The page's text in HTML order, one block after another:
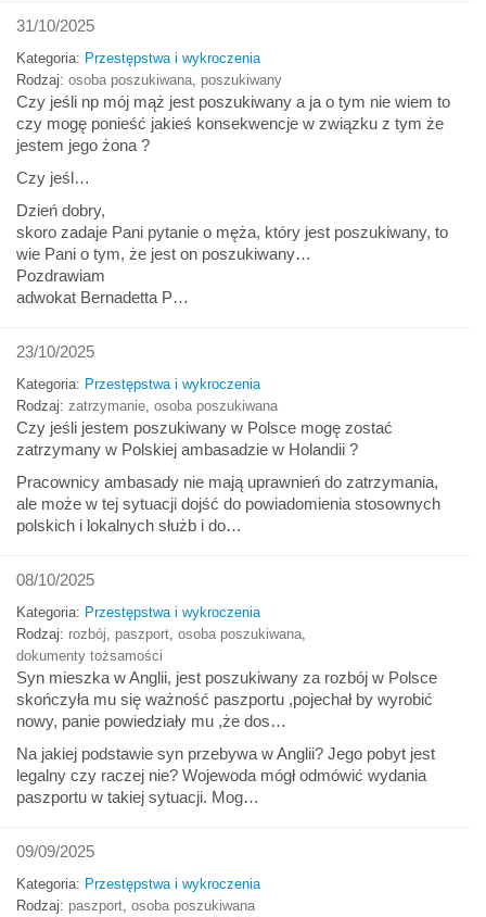
31/10/2025
Kategoria: Przestępstwa i wykroczenia
Rodzaj: osoba poszukiwana poszukiwany
Czy jeśli np mój mąż jest poszukiwany a ja o tym nie wiem to
czy mogę ponieść jakieś konsekwencje w związku z tym że
jestem jego żona ?
Czy jeśl…
Dzień dobry,
skoro zadaje Pani pytanie o męża, który jest poszukiwany, to
wie Pani o tym, że jest on poszukiwany…
Pozdrawiam
adwokat Bernadetta P…
23/10/2025
Kategoria: Przestępstwa i wykroczenia
Rodzaj: zatrzymanie osoba poszukiwana
Czy jeśli jestem poszukiwany w Polsce mogę zostać
zatrzymany w Polskiej ambasadzie w Holandii ?
Pracownicy ambasady nie mają uprawnień do zatrzymania,
ale może w tej sytuacji dojść do powiadomienia stosownych
polskich i lokalnych służb i do…
08/10/2025
Kategoria: Przestępstwa i wykroczenia
Rodzaj: rozbój paszport osoba poszukiwana
dokumenty tożsamości
Syn mieszka w Anglii, jest poszukiwany za rozbój w Polsce
skończyła mu się ważność paszportu ,pojechał by wyrobić
nowy, panie powiedziały mu ,że dos…
Na jakiej podstawie syn przebywa w Anglii? Jego pobyt jest
legalny czy raczej nie? Wojewoda mógł odmówić wydania
paszportu w takiej sytuacji. Mog…
09/09/2025
Kategoria: Przestępstwa i wykroczenia
Rodzaj: paszport osoba poszukiwana